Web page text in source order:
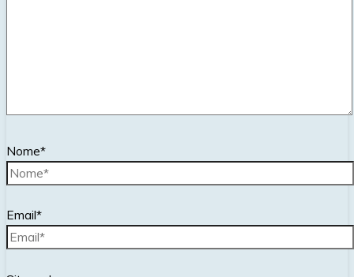
Nome*
Email*